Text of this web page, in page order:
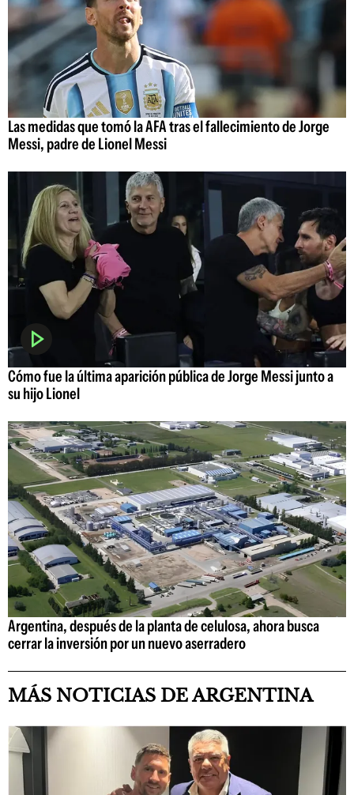
Las medidas que tomó la AFA tras el fallecimiento de Jorge
Messi, padre de Lionel Messi
Cómo fue la última aparición pública de Jorge Messi junto a
su hijo Lionel
Argentina, después de la planta de celulosa, ahora busca
cerrar la inversión por un nuevo aserradero
MÁS NOTICIAS DE ARGENTINA